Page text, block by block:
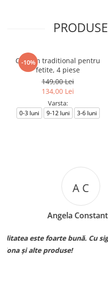
-10%
Costum traditional pentru
fetite, 4 piese
149,00 Lei
134,00 Lei
Varsta:
0-3 luni 9-12 luni 3-6 luni
voi mai
Sunt
la voi si de o